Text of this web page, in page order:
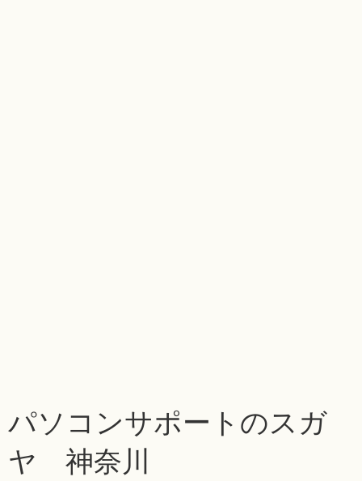
パソコンサポートのスガ
ヤ 神奈川